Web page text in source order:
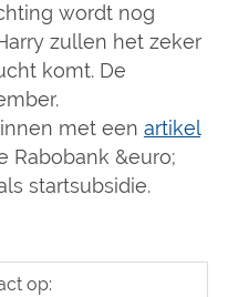
wordt nog
zullen het zeker
komt. De
met een artikel
Rabobank &euro;
startsubsidie.
op: